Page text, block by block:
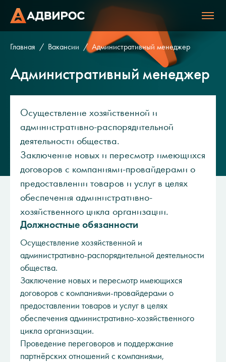
Главная Вакансии Административный менеджер
Административный менеджер
Осуществление хозяйственной и
административно-распорядительной
деятельности общества.
Заключение новых и пересмотр имеющихся
договоров с компаниями-провайдерами о
предоставлении товаров и услуг в целях
обеспечения административно-
хозяйственного цикла организации.
Должностные обязанности
Осуществление хозяйственной и
административно-распорядительной деятельности
общества.
Заключение новых и пересмотр имеющихся
договоров с компаниями-провайдерами о
предоставлении товаров и услуг в целях
обеспечения административно-хозяйственного
цикла организации.
Проведение переговоров и поддержание
партнёрских отношений с компаниями,